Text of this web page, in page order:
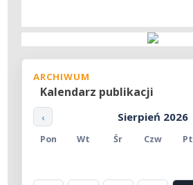
ARCHIWUM
Kalendarz publikacji
‹ Sierpień 2026
Pon Wt Śr Czw Pt